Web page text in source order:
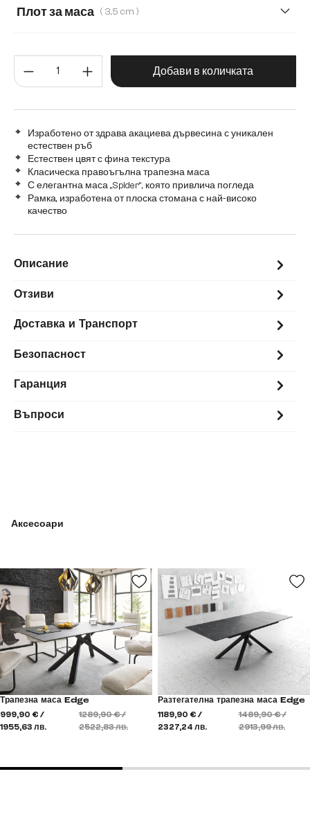
Transparent
Плот за маса ( 3,5 cm )
Количество на продукта:
Добави в количката
Изработено от здрава акациева дървесина с уникален
естествен ръб
Естествен цвят с фина текстура
Класическа правоъгълна трапезна маса
С елегантна маса „Spider“, която привлича погледа
Рамка, изработена от плоска стомана с най-високо
качество
Описание
Отзиви
Доставка и Транспорт
Безопасност
Гаранция
Въпроси
Аксесоари
Трапезна маса Edge
999,90 € /
1955,63 лв.
1289,90 € /
2522,83 лв.
Разтегателна трапезна маса Edge
1189,90 € /
2327,24 лв.
1489,90 € /
2913,99 лв.